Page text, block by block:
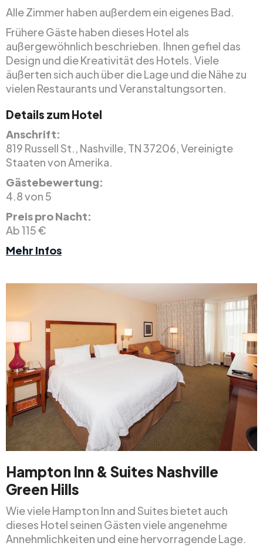
Alle Zimmer haben außerdem ein eigenes Bad.
Frühere Gäste haben dieses Hotel als
außergewöhnlich beschrieben. Ihnen gefiel das
Design und die Kreativität des Hotels. Viele
äußerten sich auch über die Lage und die Nähe zu
vielen Restaurants und Veranstaltungsorten.
Details zum Hotel
Anschrift:
819 Russell St., Nashville, TN 37206, Vereinigte
Staaten von Amerika.
Gästebewertung:
4.8 von 5
Preis pro Nacht:
Ab 115 €
Mehr Infos
Hampton Inn & Suites Nashville
Green Hills
Wie viele Hampton Inn and Suites bietet auch
dieses Hotel seinen Gästen viele angenehme
Annehmlichkeiten und eine hervorragende Lage.